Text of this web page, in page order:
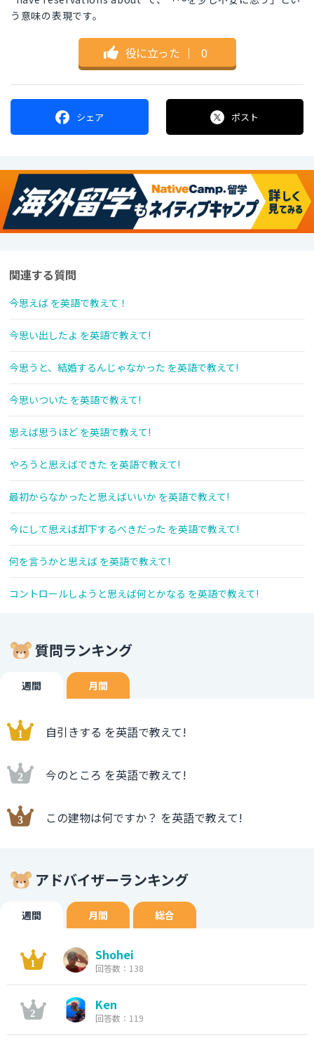
う意味の表現です。
役に立った ｜ 0
シェア ポスト
関連する質問
今思えば を英語で教えて！
今思い出したよ を英語で教えて!
今思うと、結婚するんじゃなかった を英語で教えて!
今思いついた を英語で教えて!
思えば思うほど を英語で教えて!
やろうと思えばできた を英語で教えて!
最初からなかったと思えばいいか を英語で教えて!
今にして思えば却下するべきだった を英語で教えて!
何を言うかと思えば を英語で教えて!
コントロールしようと思えば何とかなる を英語で教えて!
質問ランキング
週間 月間
自引きする を英語で教えて!
今のところ を英語で教えて!
この建物は何ですか？ を英語で教えて!
アドバイザーランキング
週間 月間 総合
Shohei
回答数：138
Ken
回答数：119